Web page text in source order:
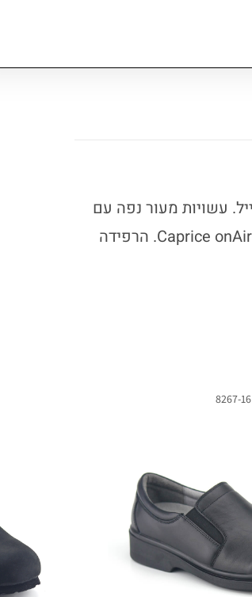
עשויות מעור נפה עם
עיצוב מוקסין קלאסי, הן מספקות רוחב רחב וכוללות את טכנולוגיית Caprice onAir. הרפידה
8267-16